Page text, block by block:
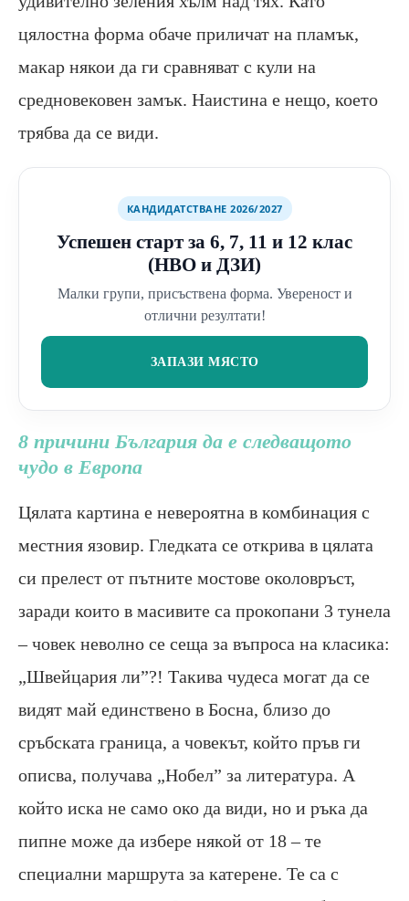
цялостна форма обаче приличат на пламък,
макар някои да ги сравняват с кули на
средновековен замък. Наистина е нещо, което
трябва да се види.
КАНДИДАТСТВАНЕ 2026/2027
Успешен старт за 6, 7, 11 и 12 клас
(НВО и ДЗИ)
Малки групи, присъствена форма. Увереност и
отлични резултати!
ЗАПАЗИ МЯСТО
8 причини България да е следващото
чудо в Европа
Цялата картина е невероятна в комбинация с
местния язовир. Гледката се открива в цялата
си прелест от пътните мостове околовръст,
заради които в масивите са прокопани 3 тунела
– човек неволно се сеща за въпроса на класика:
„Швейцария ли”?! Такива чудеса могат да се
видят май единствено в Босна, близо до
сръбската граница, а човекът, който пръв ги
описва, получава „Нобел” за литература. А
който иска не само око да види, но и ръка да
пипне може да избере някой от 18 – те
специални маршрута за катерене. Те са с